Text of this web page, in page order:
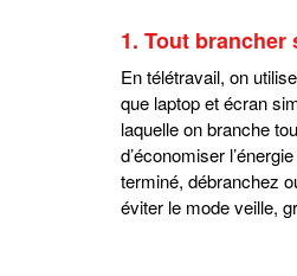
1. Tout
En télétravail, on
que laptop et écran
laquelle on branche
d’économiser
terminé, débranchez
éviter le mode veille,